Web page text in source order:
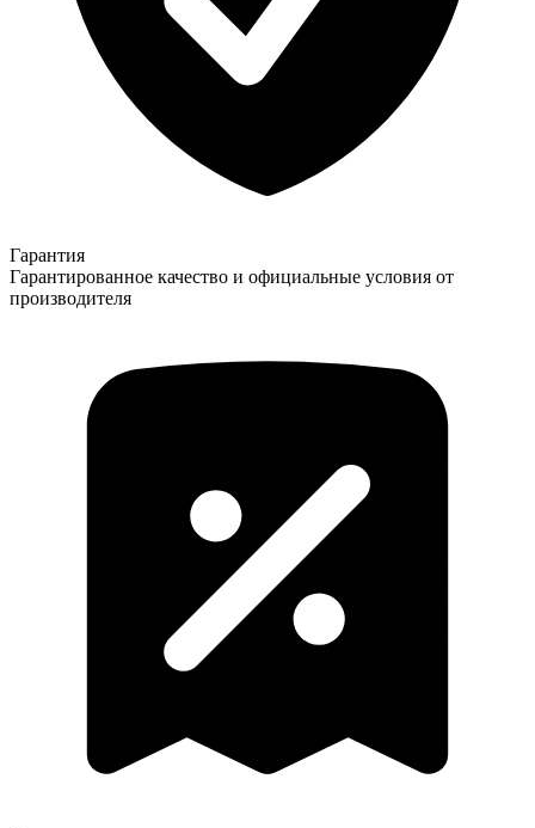
Гарантия
Гарантированное качество и официальные условия от
производителя